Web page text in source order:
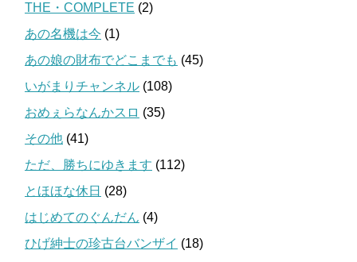
THE・COMPLETE (2)
あの名機は今 (1)
あの娘の財布でどこまでも (45)
いがまりチャンネル (108)
おめぇらなんかスロ (35)
その他 (41)
ただ、勝ちにゆきます (112)
とほほな休日 (28)
はじめてのぐんだん (4)
ひげ紳士の珍古台バンザイ (18)